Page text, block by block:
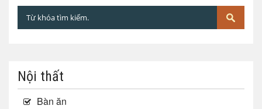
Nội thất
Bàn ăn